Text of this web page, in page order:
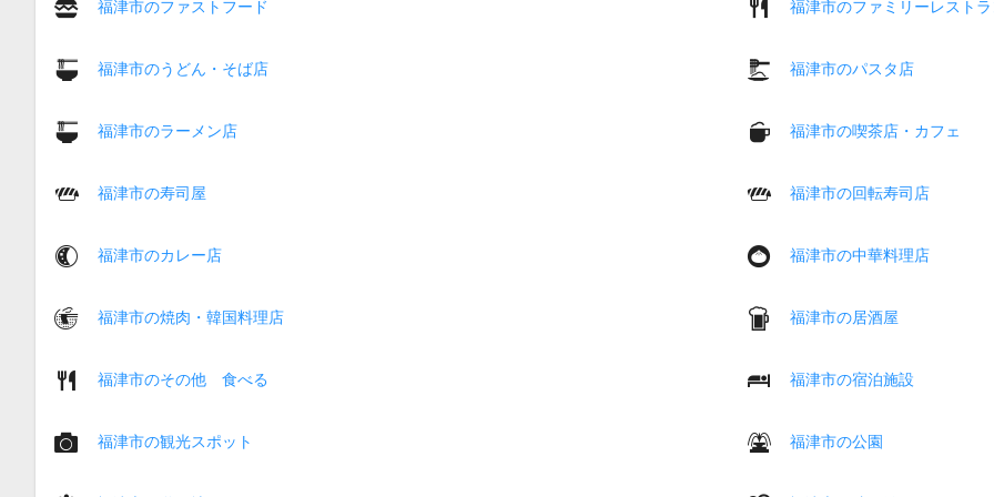
福津市のファストフード 福津市のファミリーレスト
福津市のうどん・そば店 福津市のパスタ店
福津市のラーメン店 福津市の喫茶店・カフェ
福津市の寿司屋 福津市の回転寿司店
福津市のカレー店 福津市の中華料理店
福津市の焼肉・韓国料理店 福津市の居酒屋
福津市のその他 食べる 福津市の宿泊施設
福津市の観光スポット 福津市の公園